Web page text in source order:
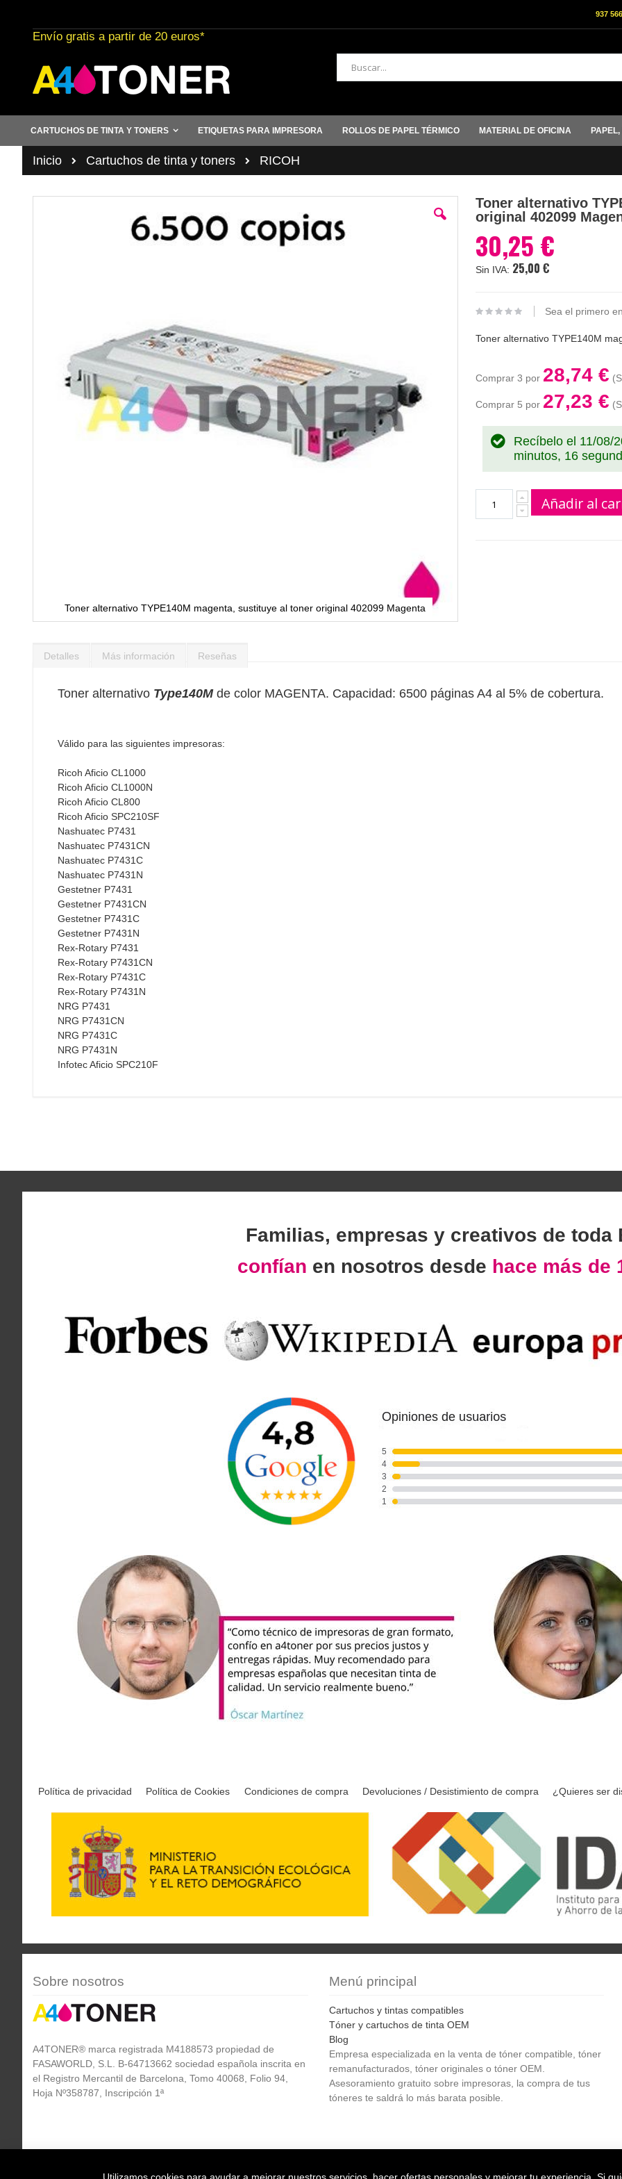
al
contenido
937
Envío gratis a partir de 20 euros*
Buscar
CARTUCHOS DE TINTA Y TONERS ETIQUETAS PARA IMPRESORA ROLLOS DE PAPEL TÉRMICO MATERIAL DE OFICINA PAPEL,
Inicio Cartuchos de tinta y toners RICOH
Toner alternativo TYPE140M magenta, sustituye al toner original 402099 Magenta
comienzo
Toner alternativo
original 402099
30,25 €
25,00 €
Sea el primero
Toner alternativo TYPE140M
Comprar 3 por 28,74 €
Comprar 5 por 27,23 €
Recíbelo el 11/08/
minutos, 16
Añadir al
Detalles
Toner alternativo Type140M de color MAGENTA. Capacidad: 6500 páginas A4 al 5% de cobertura.
Válido para las siguientes impresoras:
Ricoh Aficio CL1000
Ricoh Aficio CL1000N
Ricoh Aficio CL800
Ricoh Aficio SPC210SF
Nashuatec P7431
Nashuatec P7431CN
Nashuatec P7431C
Nashuatec P7431N
Gestetner P7431
Gestetner P7431CN
Gestetner P7431C
Gestetner P7431N
Rex-Rotary P7431
Rex-Rotary P7431CN
Rex-Rotary P7431C
Rex-Rotary P7431N
NRG P7431
NRG P7431CN
NRG P7431C
NRG P7431N
Infotec Aficio SPC210F
Más información Reseñas
Familias, empresas y creativos de toda
confían en nosotros desde hace más de
Política de privacidad Política de Cookies Condiciones de compra Devoluciones / Desistimiento de compra ¿Quieres ser
Sobre nosotros
A4TONER® marca registrada M4188573 propiedad de
FASAWORLD, S.L. B-64713662 sociedad española inscrita en
el Registro Mercantil de Barcelona, Tomo 40068, Folio 94,
Hoja Nº358787, Inscripción 1ª
Menú principal
Cartuchos y tintas compatibles
Tóner y cartuchos de tinta OEM
Blog
Empresa especializada en la venta de tóner compatible, tóner
remanufacturados, tóner originales o tóner OEM.
Asesoramiento gratuito sobre impresoras, la compra de tus
tóneres te saldrá lo más barata posible.